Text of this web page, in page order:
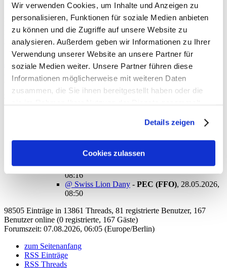
Wir verwenden Cookies, um Inhalte und Anzeigen zu
personalisieren, Funktionen für soziale Medien anbieten
zu können und die Zugriffe auf unsere Website zu
analysieren. Außerdem geben wir Informationen zu Ihrer
Verwendung unserer Website an unsere Partner für
soziale Medien weiter. Unsere Partner führen diese
Informationen möglicherweise mit weiteren Daten
zusammen, die Sie ihnen bereitgestellt haben oder die
Sie unsere Webseite weiterhin nutzen.
Details zeigen
Cookies zulassen
...kannst du mal erklären wie der SFL Rahmenterminplan zu lesen
ist.
Ich bin vielleicht am 22.08. in Frick bei Newen Afro Beat, und
kapiere nicht was M4 in Rot und Schwarz bei diesem Kalender
bedeutet.
antworten
gesamter Thread:
Puesto del Cementerio Mapuche
27.05.2026, 22:41
27.05.2026, 22:59
@ Swiss Lion Dany-Kraiburger,28.05.2026,
08:16
@ Swiss Lion Dany - PEC (FFO), 28.05.2026,
08:50
98505 Einträge in 13861 Threads, 81 registrierte Benutzer, 167
Benutzer online (0 registrierte, 167 Gäste)
Forumszeit: 07.08.2026, 06:05 (Europe/Berlin)
zum Seitenanfang
RSS Einträge
RSS Threads